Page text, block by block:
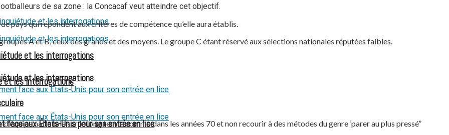
et les interrogations
et les interrogations
face aux États-Unis pour son entrée en lice
de sa zone : la Concacaf veut atteindre cet objectif.
pays qui répondent aux critères de compétence qu’elle aura établis.
A et B, ceux des grands et des moyens. Le groupe C étant réservé aux sélections nationales réputées faibles.
et les interrogations
nationale sur le long terme comme dans les années 70 et non recourir à des métodes du genre ‘parer au plus pressé”